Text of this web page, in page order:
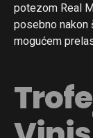
potezom Real
posebno nakon
mogućem